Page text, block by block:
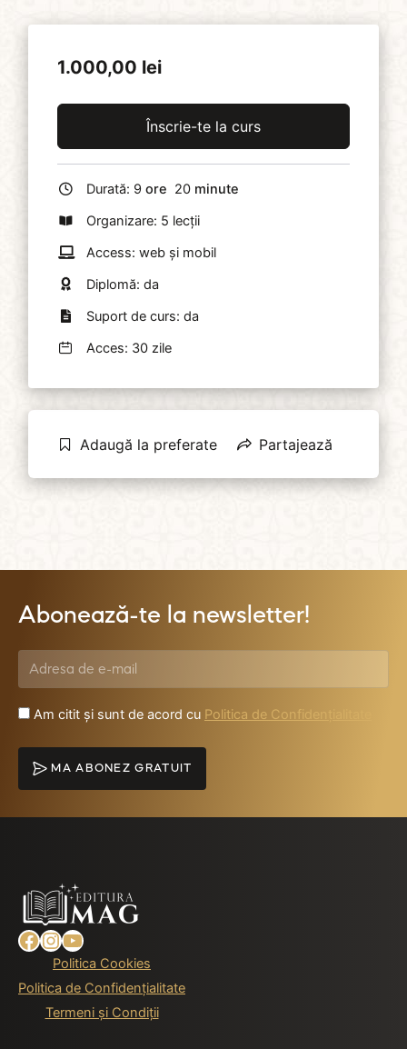
1.000,00 lei
Înscrie-te la curs
Durată: 9ore 20minute
Organizare: 5 lecții
Access: web și mobil
Diplomă: da
Suport de curs: da
Acces: 30 zile
Adaugă la preferate Partajează
Abonează-te la newsletter!
Am citit și sunt de acord cu Politica de Confidențialitate
MA ABONEZ GRATUIT
Facebook
Instagram
YouTube
Politica Cookies
Politica de Confidențialitate
Termeni și Condiții